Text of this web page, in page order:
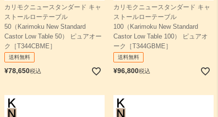
カリモクニュースタンダード キャ
ストールローテーブル
50（Karimoku New Standard
Castor Low Table 50） ピュアオー
ク［T344CBME］
送料無料
¥78,650税込
カリモクニュースタンダード キャ
ストールローテーブル
100（Karimoku New Standard
Castor Low Table 100） ピュアオ
ーク［T344GBME］
送料無料
¥96,800税込